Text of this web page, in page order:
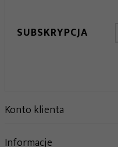
SUBSKRYPCJA
Konto klienta
Informacje